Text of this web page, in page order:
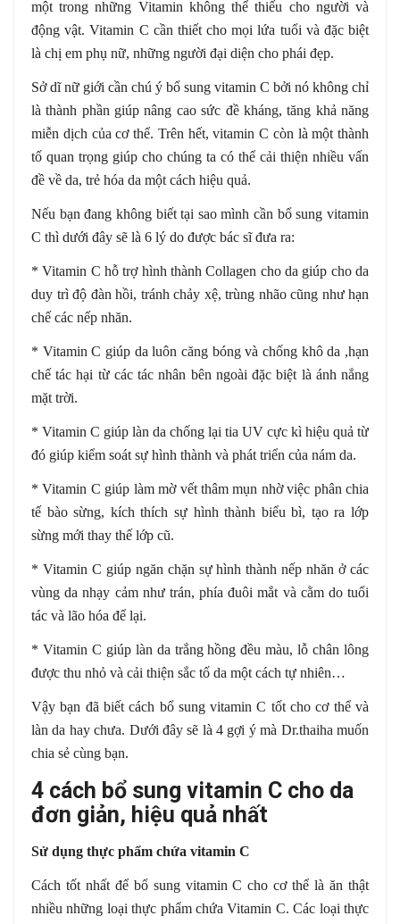
một trong những Vitamin không thể thiếu cho người và
động vật. Vitamin C cần thiết cho mọi lứa tuổi và đặc biệt
là chị em phụ nữ, những người đại diện cho phái đẹp.
Sở dĩ nữ giới cần chú ý bổ sung vitamin C bởi nó không chỉ
là thành phần giúp nâng cao sức đề kháng, tăng khả năng
miễn dịch của cơ thể. Trên hết, vitamin C còn là một thành
tố quan trọng giúp cho chúng ta có thể cải thiện nhiều vấn
đề về da, trẻ hóa da một cách hiệu quả.
Nếu bạn đang không biết tại sao mình cần bổ sung vitamin
C thì dưới đây sẽ là 6 lý do được bác sĩ đưa ra:
* Vitamin C hỗ trợ hình thành Collagen cho da giúp cho da
duy trì độ đàn hồi, tránh chảy xệ, trùng nhão cũng như hạn
chế các nếp nhăn.
* Vitamin C giúp da luôn căng bóng và chống khô da ,hạn
chế tác hại từ các tác nhân bên ngoài đặc biệt là ánh nắng
mặt trời.
* Vitamin C giúp làn da chống lại tia UV cực kì hiệu quả từ
đó giúp kiểm soát sự hình thành và phát triển của nám da.
* Vitamin C giúp làm mờ vết thâm mụn nhờ việc phân chia
tế bào sừng, kích thích sự hình thành biểu bì, tạo ra lớp
sừng mới thay thế lớp cũ.
* Vitamin C giúp ngăn chặn sự hình thành nếp nhăn ở các
vùng da nhạy cảm như trán, phía đuôi mắt và cằm do tuổi
tác và lão hóa để lại.
* Vitamin C giúp làn da trắng hồng đều màu, lỗ chân lông
được thu nhỏ và cải thiện sắc tố da một cách tự nhiên…
Vậy bạn đã biết cách bổ sung vitamin C tốt cho cơ thể và
làn da hay chưa. Dưới đây sẽ là 4 gợi ý mà Dr.thaiha muốn
chia sẻ cùng bạn.
4 cách bổ sung vitamin C cho da
đơn giản, hiệu quả nhất
Sử dụng thực phẩm chứa vitamin C
Cách tốt nhất để bổ sung vitamin C cho cơ thể là ăn thật
nhiều những loại thực phẩm chứa Vitamin C. Các loại thực